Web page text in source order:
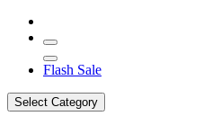
Flash Sale
Select Category